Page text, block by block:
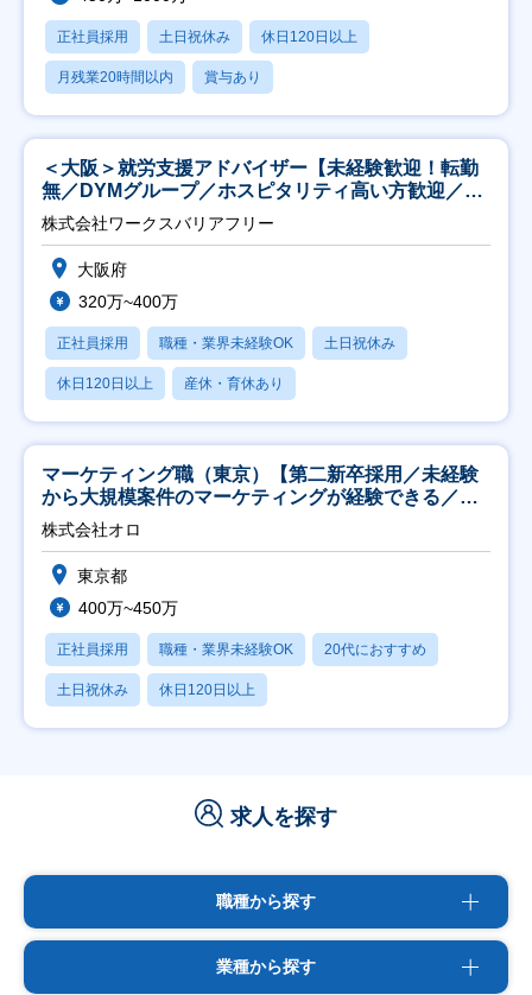
正社員採用 土日祝休み 休日120日以上
月残業20時間以内 賞与あり
＜大阪＞就労支援アドバイザー【未経験歓迎！転勤
無／DYMグループ／ホスピタリティ高い方歓迎／土
日祝】
株式会社ワークスバリアフリー
大阪府
320万~400万
正社員採用 職種・業界未経験OK 土日祝休み
休日120日以上 産休・育休あり
マーケティング職（東京）【第二新卒採用／未経験
から大規模案件のマーケティングが経験できる／研
修充実】
株式会社オロ
東京都
400万~450万
正社員採用 職種・業界未経験OK 20代におすすめ
土日祝休み 休日120日以上
求人を探す
職種から探す
業種から探す